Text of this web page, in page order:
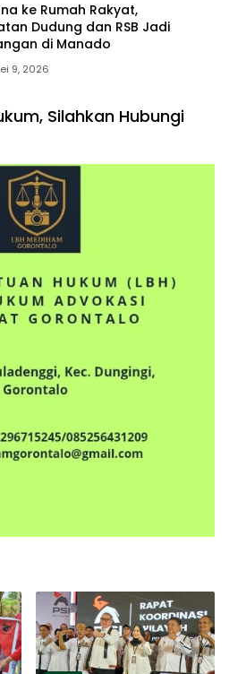
ke Rumah Rakyat,
Dudung dan RSB Jadi
di Manado
9, 2026
Silahkan Hubungi